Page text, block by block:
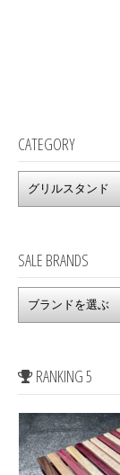
CATEGORY
SALE BRANDS
RANKING 5